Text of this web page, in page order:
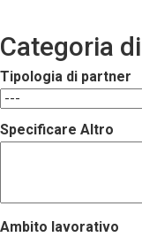
Categoria
Tipologia di partner
Specificare Altro
Ambito lavorativo